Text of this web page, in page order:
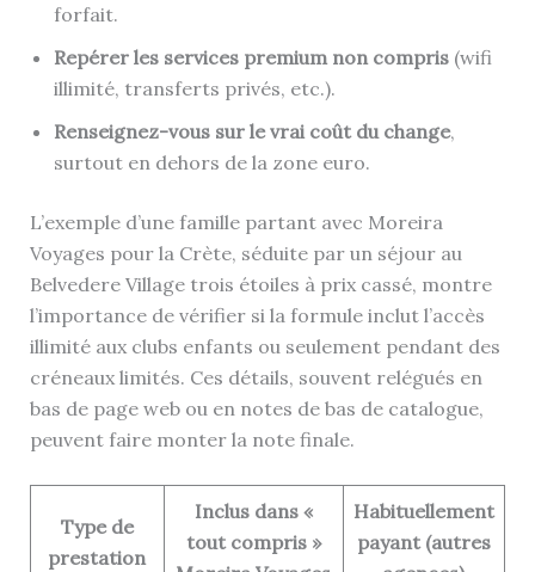
forfait.
Repérer les services premium non compris(wifi
illimité, transferts privés, etc.).
Renseignez-vous sur le vrai coût du change,
surtout en dehors de la zone euro.
L’exemple d’une famille partant avec Moreira
Voyages pour la Crète, séduite par un séjour au
Belvedere Village trois étoiles à prix cassé, montre
l’importance de vérifier si la formule inclut l’accès
illimité aux clubs enfants ou seulement pendant des
créneaux limités. Ces détails, souvent relégués en
bas de page web ou en notes de bas de catalogue,
peuvent faire monter la note finale.
Type de
prestation
Inclus dans «
tout compris »
Habituellement
payant (autres